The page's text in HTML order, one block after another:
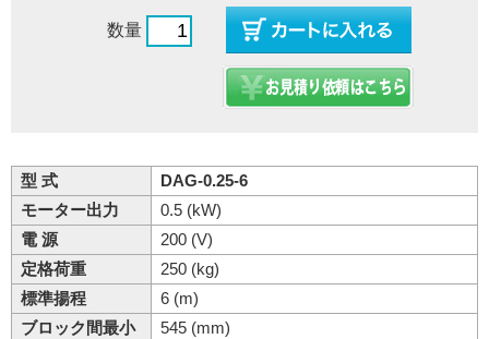
数量
型 式
DAG-0.25-6
モーター出力
0.5 (kW)
電 源
200 (V)
定格荷重
250 (kg)
標準揚程
6 (m)
ブロック間最小
545 (mm)